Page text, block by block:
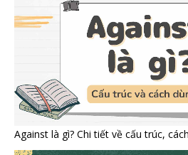
Against là gì? Chi tiết về cấu trúc,